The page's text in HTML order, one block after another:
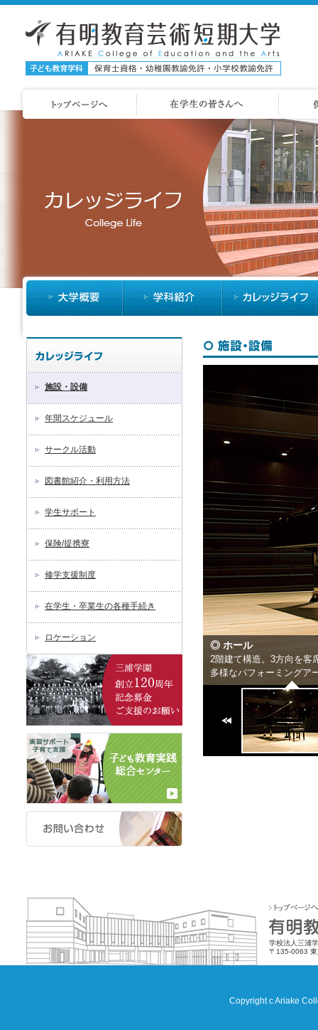
施設・設備
年間スケジュール
サークル活動
図書館紹介・利用方法
学生サポート
保険/提携寮
修学支援制度
在学生・卒業生の各種手続き
ロケーション
◎ ホール
2階建て構造。3方向を客
多様なパフォーミングア
学校法人三浦
〒135-0063